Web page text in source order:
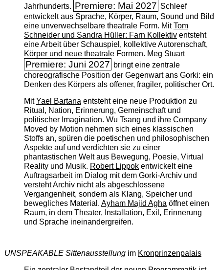
Jahrhunderts. Premiere: Mai 2027 Schleef
entwickelt aus Sprache, Körper, Raum, Sound und Bild
eine unverwechselbare theatrale Form. MitTom
Schneider und Sandra Hüller: Farn Kollektiventsteht
eine Arbeit über Schauspiel, kollektive Autorenschaft,
Körper und neue theatrale Formen. Meg Stuart
Premiere: Juni 2027 bringt eine zentrale
choreografische Position der Gegenwart ans Gorki: ein
Denken des Körpers als offener, fragiler, politischer Ort.
MitYael Bartanaentsteht eine neue Produktion zu
Ritual, Nation, Erinnerung, Gemeinschaft und
politischer Imagination. Wu Tsang und ihre Company
Moved by Motion nehmen sich eines klassischen
Stoffs an, spüren die poetischen und philosophischen
Aspekte auf und verdichten sie zu einer
phantastischen Welt aus Bewegung, Poesie, Virtual
Reality und Musik. Robert Lippokentwickelt eine
Auftragsarbeit im Dialog mit dem Gorki-Archiv und
versteht Archiv nicht als abgeschlossene
Vergangenheit, sondern als Klang, Speicher und
bewegliches Material. Ayham Majid Aghaöffnet einen
Raum, in dem Theater, Installation, Exil, Erinnerung
und Sprache ineinandergreifen.
UNSPEAKABLE Sittenausstellungim Kronprinzenpalais